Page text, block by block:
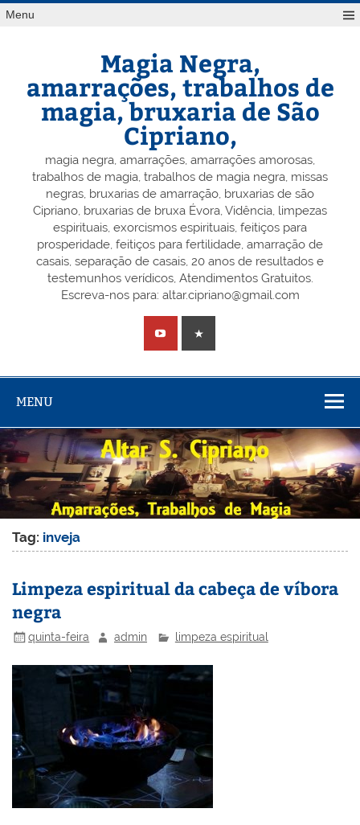
Skip
toMenu
Magia Negra,
amarrações, trabalhos de
magia, bruxaria de São
Cipriano,
magia negra, amarrações, amarrações amorosas,
trabalhos de magia, trabalhos de magia negra, missas
negras, bruxarias de amarração, bruxarias de são
Cipriano, bruxarias de bruxa Évora, Vidência, limpezas
espirituais, exorcismos espirituais, feitiços para
prosperidade, feitiços para fertilidade, amarração de
casais, separação de casais, 20 anos de resultados e
testemunhos verídicos, Atendimentos Gratuitos.
Escreva-nos para: altar.cipriano@gmail.com
MENU
Tag: inveja
Limpeza espiritual da cabeça de víbora
negra
quinta-feira admin limpeza espiritual